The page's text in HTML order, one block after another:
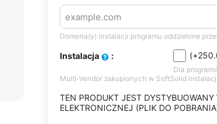
Domena(y) instalacji programu oddzielone
Instalacja : (+
Dla
Multi-Vendor zakupionych w SoftSolid
TEN PRODUKT JEST DYSTYBUOWANY
ELEKTRONICZNEJ (PLIK DO